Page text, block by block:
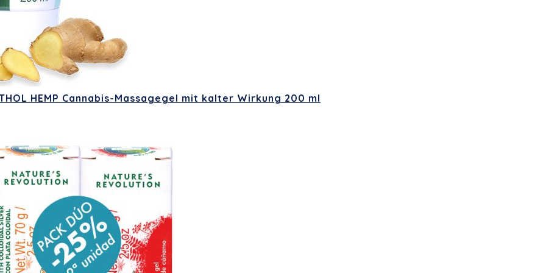
HEMP Cannabis-Massagegel mit kalter Wirkung 200 ml